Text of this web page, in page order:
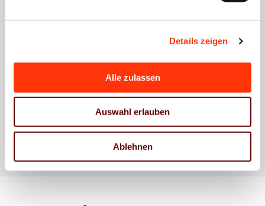
Details zeigen
Alle zulassen
Auswahl erlauben
Ablehnen
Umstellung auf